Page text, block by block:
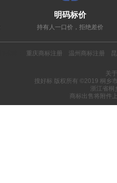
明码标价
持有人一口价，拒绝差价
重庆商标注册 温州商标注册
关
搜好标 版权所有 ©2019 桐乡
浙江省桐
商标出售将附件